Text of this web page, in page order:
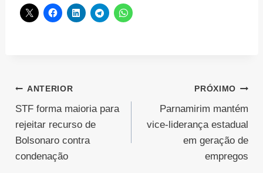
Navegação
de
Post
ANTERIOR
STF forma maioria para
rejeitar recurso de
Bolsonaro contra
condenação
PRÓXIMO
Parnamirim mantém
vice-liderança estadual
em geração de
empregos